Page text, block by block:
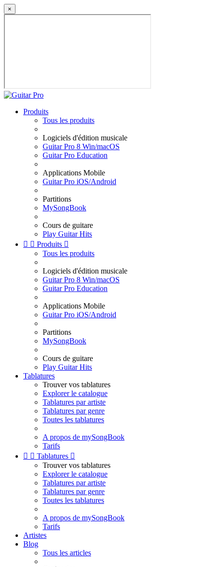
×
Produits
Tous les produits
Logiciels d'édition musicale
Guitar Pro 8 Win/macOS
Guitar Pro Education
Applications Mobile
Guitar Pro iOS/Android
Partitions
MySongBook
Cours de guitare
Play Guitar Hits
  Produits 
Tous les produits
Logiciels d'édition musicale
Guitar Pro 8 Win/macOS
Guitar Pro Education
Applications Mobile
Guitar Pro iOS/Android
Partitions
MySongBook
Cours de guitare
Play Guitar Hits
Tablatures
Trouver vos tablatures
Explorer le catalogue
Tablatures par artiste
Tablatures par genre
Toutes les tablatures
A propos de mySongBook
Tarifs
  Tablatures 
Trouver vos tablatures
Explorer le catalogue
Tablatures par artiste
Tablatures par genre
Toutes les tablatures
A propos de mySongBook
Tarifs
Artistes
Blog
Tous les articles